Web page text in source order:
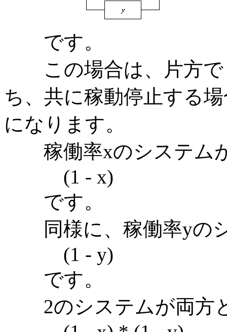
です。
この場合は、片方で
ち、共に稼動停止する
になります。
稼働率xのシステム
(1 - x)
です。
同様に、稼働率yのシ
(1 - y)
です。
2のシステムが両方